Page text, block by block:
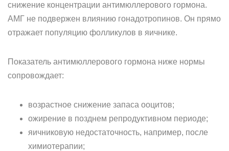
снижение концентрации антимюллерового гормона.
АМГ не подвержен влиянию гонадотропинов. Он прямо
отражает популяцию фолликулов в яичнике.
Показатель антимюллерового гормона ниже нормы
сопровождает:
возрастное снижение запаса ооцитов;
ожирение в позднем репродуктивном периоде;
яичниковую недостаточность, например, после
химиотерапии;